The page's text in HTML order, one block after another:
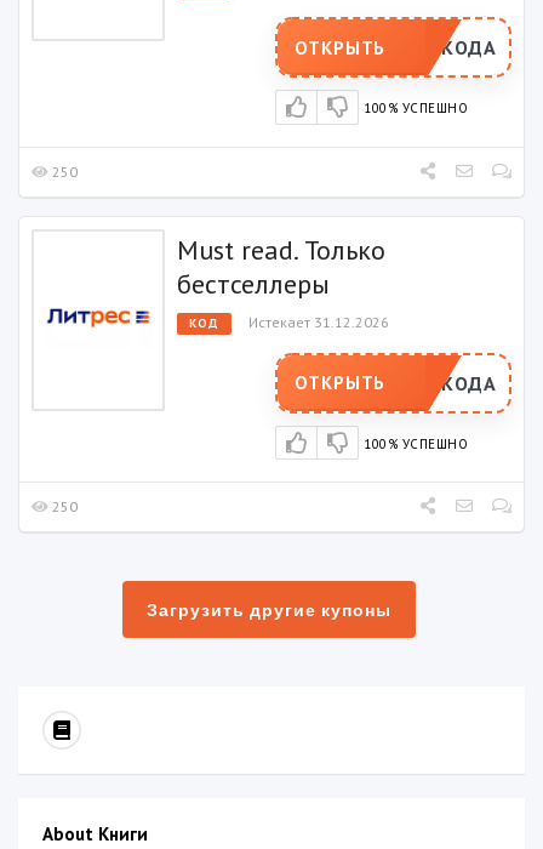
РОМОКОДА
ОТКРЫТЬ
100% УСПЕШНО
250
Must read. Только
бестселлеры
КОД Истекает 31.12.2026
РОМОКОДА
ОТКРЫТЬ
100% УСПЕШНО
250
Загрузить другие купоны
About Книги